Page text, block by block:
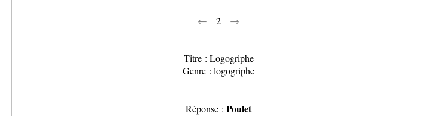
← 2 →
Titre : Logogriphe
Genre : logogriphe
Réponse :Poulet